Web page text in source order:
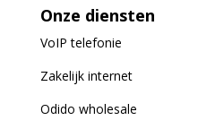
Onze diensten
VoIPtelefonie
Zakelijk internet
Odido wholesale